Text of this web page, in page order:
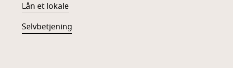
Lån et lokale
Selvbetjening